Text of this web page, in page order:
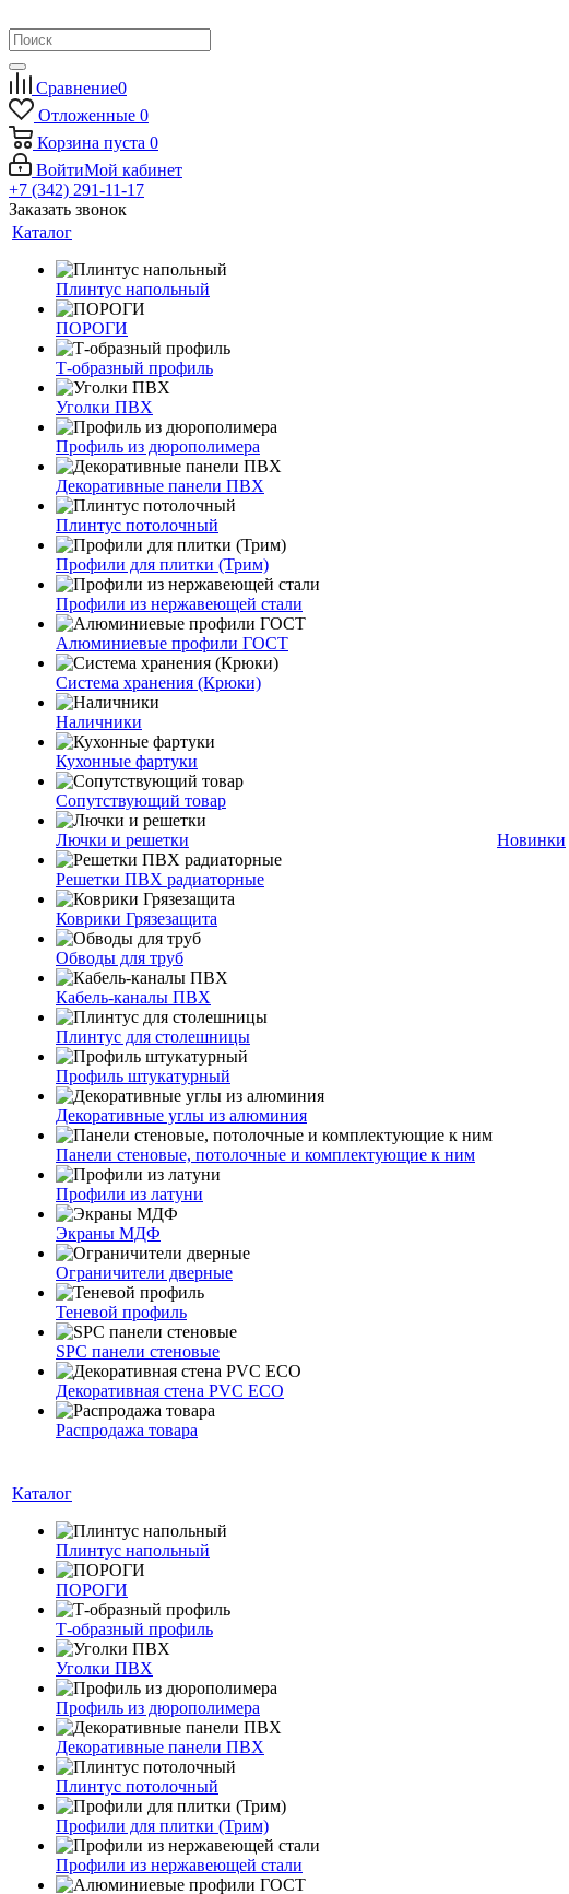
Сравнение0
Отложенные 0
Корзина пуста 0
ВойтиМой кабинет
+7 (342) 291-11-17
Заказать звонок
Каталог
Плинтус напольный
ПОРОГИ
Т-образный профиль
Уголки ПВХ
Профиль из дюрополимера
Декоративные панели ПВХ
Плинтус потолочный
Профили для плитки (Трим)
Профили из нержавеющей стали
Алюминиевые профили ГОСТ
Система хранения (Крюки)
Наличники
Кухонные фартуки
Сопутствующий товар
Лючки и решетки
Решетки ПВХ радиаторные
Коврики Грязезащита
Обводы для труб
Кабель-каналы ПВХ
Плинтус для столешницы
Профиль штукатурный
Декоративные углы из алюминия
Панели стеновые, потолочные и комплектующие к ним
Профили из латуни
Экраны МДФ
Ограничители дверные
Теневой профиль
SPC панели стеновые
Декоративная стена PVC ECO
Распродажа товара
Новинки
Каталог
Плинтус напольный
ПОРОГИ
Т-образный профиль
Уголки ПВХ
Профиль из дюрополимера
Декоративные панели ПВХ
Плинтус потолочный
Профили для плитки (Трим)
Профили из нержавеющей стали